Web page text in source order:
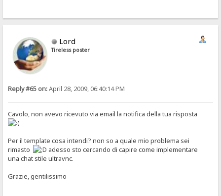
Lord
Tireless poster
Reply #65 on:April 28, 2009, 06:40:14 PM
Cavolo, non avevo ricevuto via email la notifica della tua risposta
Per il template cosa intendi? non so a quale mio problema sei
rimasto
adesso sto cercando di capire come implementare
una chat stile ultravnc.
Grazie, gentilissimo